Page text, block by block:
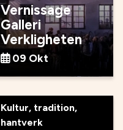
Vernissage
Galleri
Verkligheten
09 Okt
Kultur, tradition,
hantverk